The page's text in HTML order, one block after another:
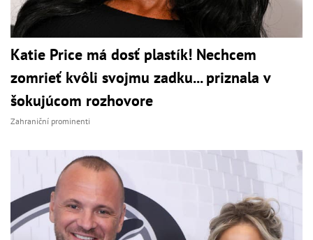
Katie Price má dosť plastík! Nechcem
zomrieť kvôli svojmu zadku... priznala v
šokujúcom rozhovore
Zahraniční prominenti